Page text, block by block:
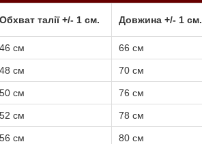
Обхват талії +/- 1 cм. Довжина +/- 1 cм.
46 см 66 см
48 см 70 см
50 см 76 см
52 см 78 см
56 см 80 см